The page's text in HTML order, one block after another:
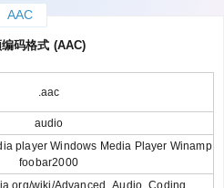
AAC
码格式 (AAC)
.aac
audio
player Windows Media Player Winamp
foobar2000
wiki/Advanced_Audio_Coding